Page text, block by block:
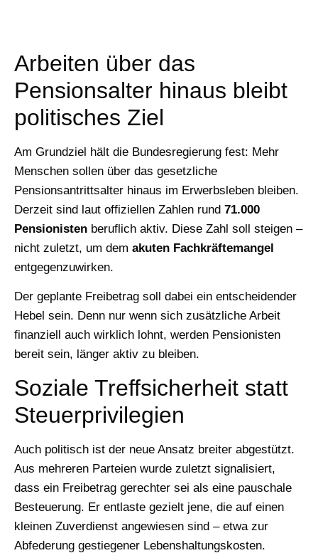
Arbeiten über das
Pensionsalter hinaus bleibt
politisches Ziel
Am Grundziel hält die Bundesregierung fest: Mehr
Menschen sollen über das gesetzliche
Pensionsantrittsalter hinaus im Erwerbsleben bleiben.
Derzeit sind laut offiziellen Zahlen rund 71.000
Pensionisten beruflich aktiv. Diese Zahl soll steigen –
nicht zuletzt, um dem akuten Fachkräftemangel
entgegenzuwirken.
Der geplante Freibetrag soll dabei ein entscheidender
Hebel sein. Denn nur wenn sich zusätzliche Arbeit
finanziell auch wirklich lohnt, werden Pensionisten
bereit sein, länger aktiv zu bleiben.
Soziale Treffsicherheit statt
Steuerprivilegien
Auch politisch ist der neue Ansatz breiter abgestützt.
Aus mehreren Parteien wurde zuletzt signalisiert,
dass ein Freibetrag gerechter sei als eine pauschale
Besteuerung. Er entlaste gezielt jene, die auf einen
kleinen Zuverdienst angewiesen sind – etwa zur
Abfederung gestiegener Lebenshaltungskosten.